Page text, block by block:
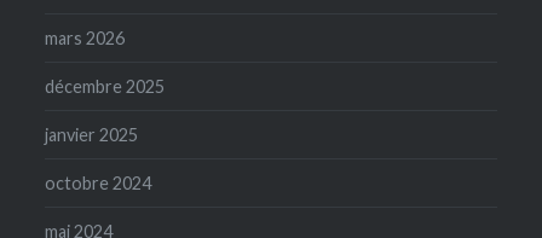
mars 2026
décembre 2025
janvier 2025
octobre 2024
mai 2024